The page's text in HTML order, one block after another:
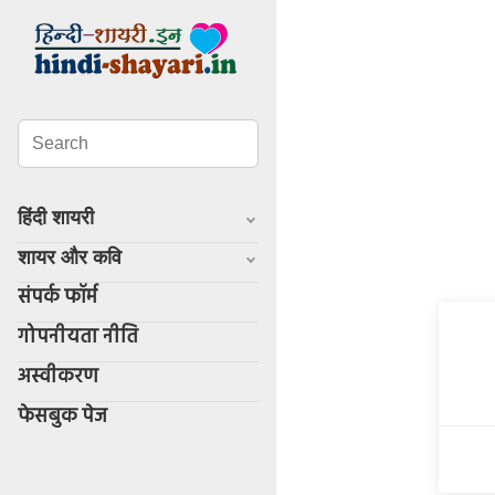
हिंदी शायरी
शायर और कवि
संपर्क फॉर्म
गोपनीयता नीति
अस्वीकरण
फेसबुक पेज